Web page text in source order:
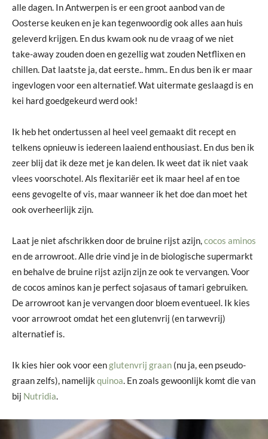
alle dagen. In Antwerpen is er een groot aanbod van de
Oosterse keuken en je kan tegenwoordig ook alles aan huis
geleverd krijgen. En dus kwam ook nu de vraag of we niet
take-away zouden doen en gezellig wat zouden Netflixen en
chillen. Dat laatste ja, dat eerste.. hmm.. En dus ben ik er maar
ingevlogen voor een alternatief. Wat uitermate geslaagd is en
kei hard goedgekeurd werd ook!
Ik heb het ondertussen al heel veel gemaakt dit recept en
telkens opnieuw is iedereen laaiend enthousiast. En dus ben ik
zeer blij dat ik deze met je kan delen. Ik weet dat ik niet vaak
vlees voorschotel. Als flexitariër eet ik maar heel af en toe
eens gevogelte of vis, maar wanneer ik het doe dan moet het
ook overheerlijk zijn.
Laat je niet afschrikken door de bruine rijst azijn,cocos aminos
en de arrowroot. Alle drie vind je in de biologische supermarkt
en behalve de bruine rijst azijn zijn ze ook te vervangen. Voor
de cocos aminos kan je perfect sojasaus of tamari gebruiken.
De arrowroot kan je vervangen door bloem eventueel. Ik kies
voor arrowroot omdat het een glutenvrij (en tarwevrij)
alternatief is.
Ik kies hier ook voor eenglutenvrij graan (nu ja, een pseudo-
graan zelfs), namelijk quinoa. En zoals gewoonlijk komt die van
bij Nutridia.